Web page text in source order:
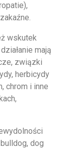
wskutek
mają
związki
herbicydy
chrom i inne
dog